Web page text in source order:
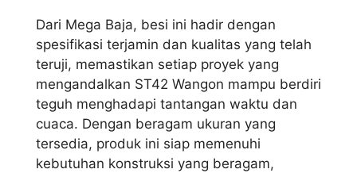
Dari Mega Baja, besi ini hadir dengan
spesifikasi terjamin dan kualitas yang telah
teruji, memastikan setiap proyek yang
mengandalkan ST42 Wangon mampu berdiri
teguh menghadapi tantangan waktu dan
cuaca. Dengan beragam ukuran yang
tersedia, produk ini siap memenuhi
kebutuhan konstruksi yang beragam,